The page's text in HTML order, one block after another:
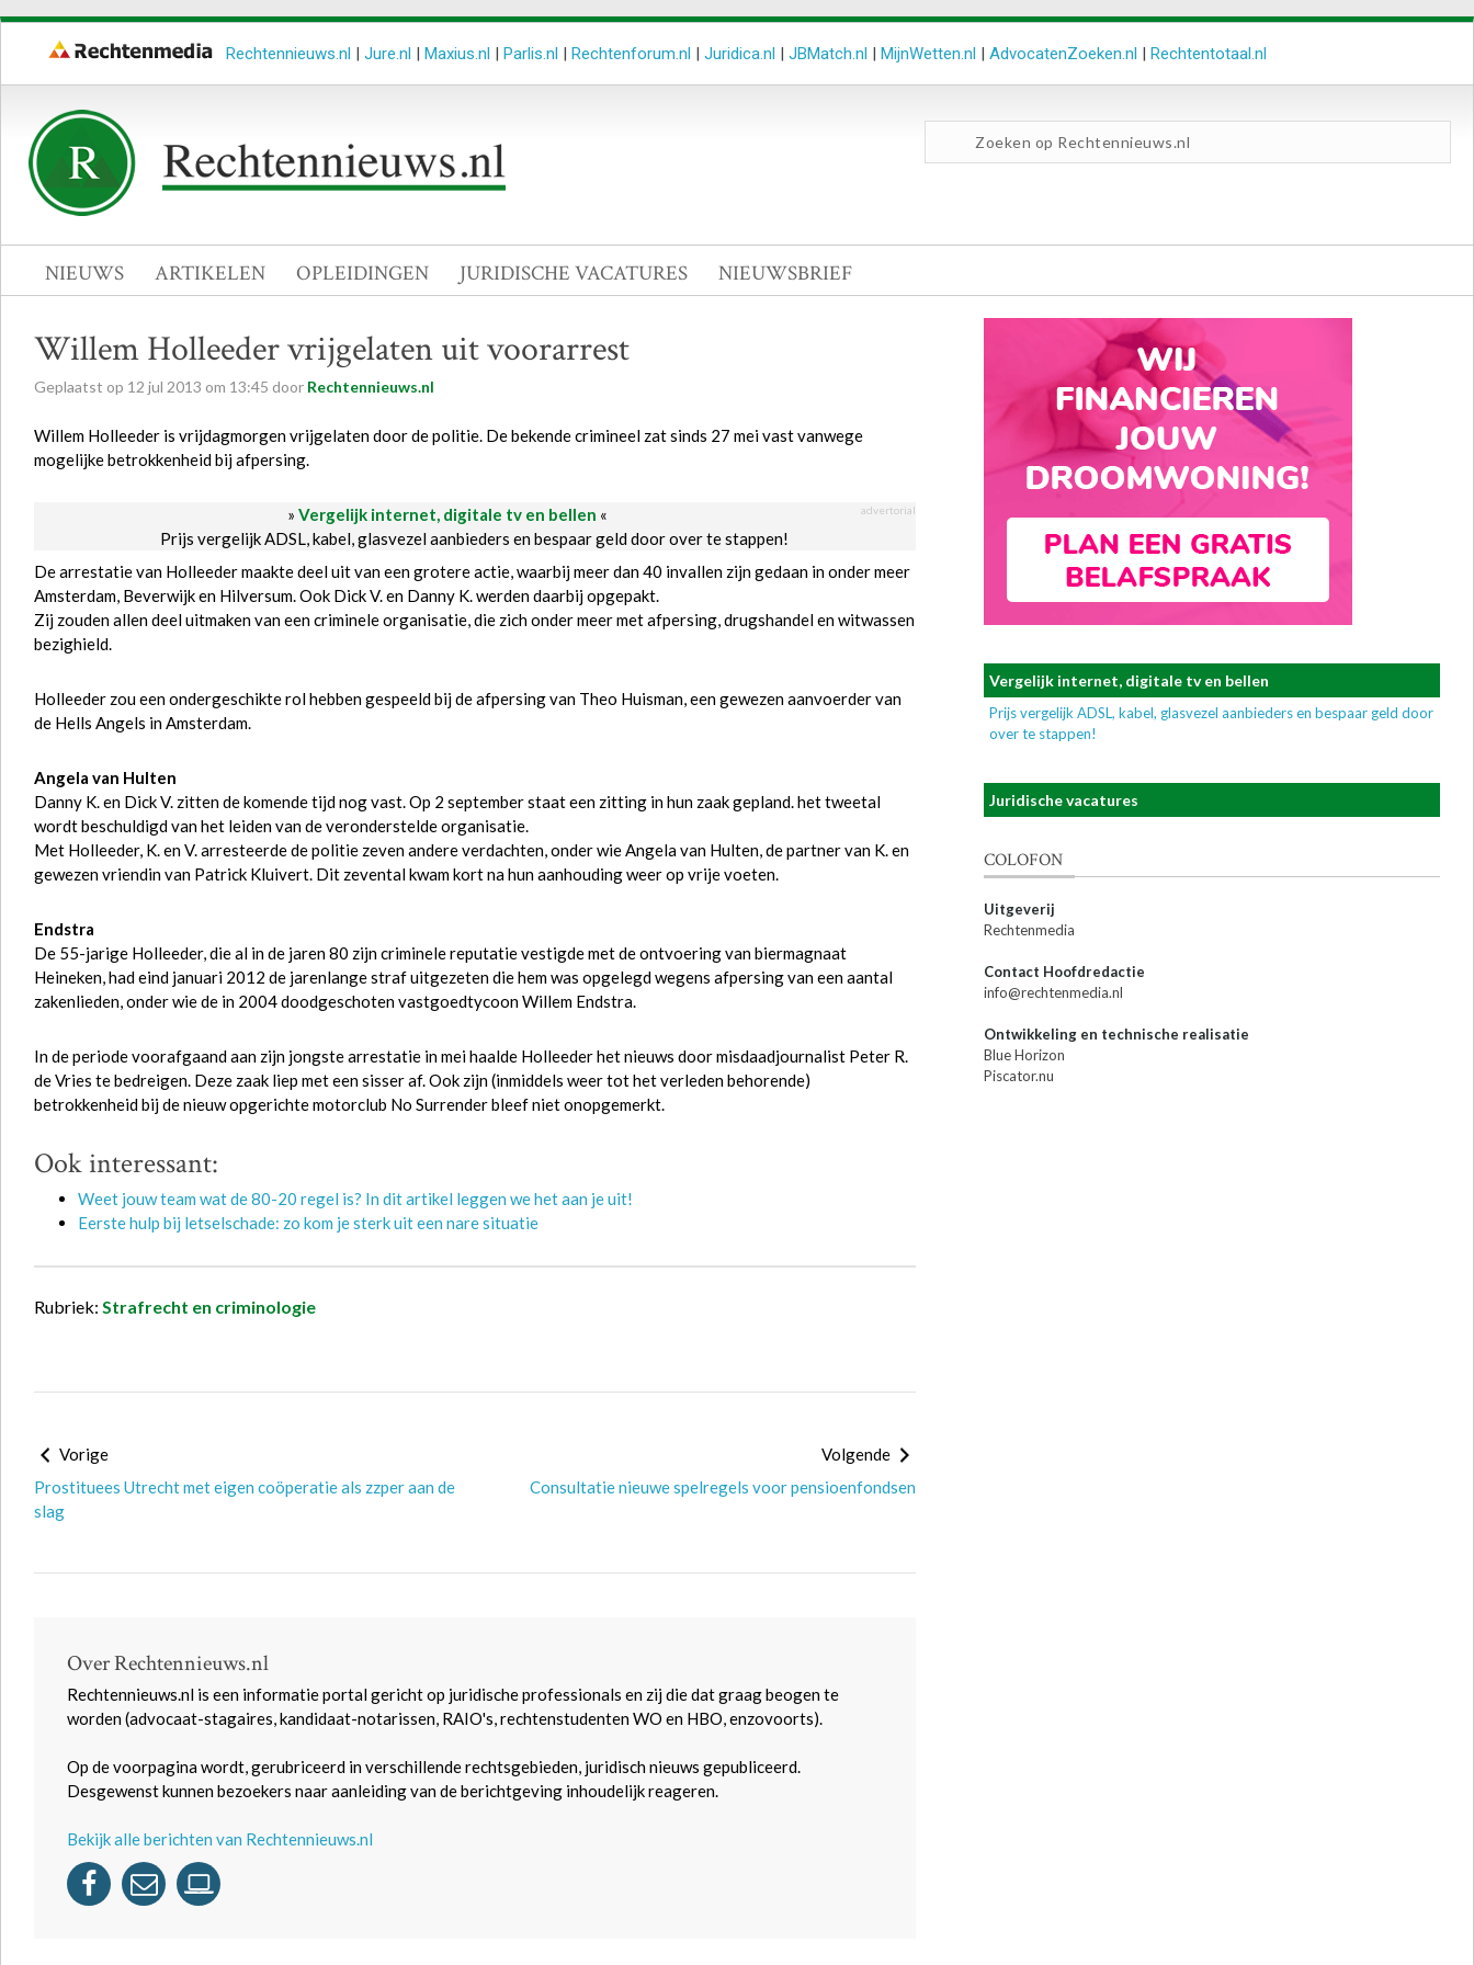
Rechtennieuws.nl | Jure.nl | Maxius.nl | Parlis.nl | Rechtenforum.nl | Juridica.nl | JBMatch.nl | MijnWetten.nl | AdvocatenZoeken.nl | Rechtentotaal.nl
NIEUWS ARTIKELEN OPLEIDINGEN JURIDISCHE VACATURES NIEUWSBRIEF
Willem Holleeder vrijgelaten uit voorarrest
Geplaatst op 12 jul 2013 om 13:45 door Rechtennieuws.nl
Willem Holleeder is vrijdagmorgen vrijgelaten door de politie. De bekende crimineel zat sinds 27 mei vast vanwege
mogelijke betrokkenheid bij afpersing.
» Vergelijk internet, digitale tv en bellen « advertorial
Prijs vergelijk ADSL, kabel, glasvezel aanbieders en bespaar geld door over te stappen!
De arrestatie van Holleeder maakte deel uit van een grotere actie, waarbij meer dan 40 invallen zijn gedaan in onder meer
Amsterdam, Beverwijk en Hilversum. Ook Dick V. en Danny K. werden daarbij opgepakt.
Zij zouden allen deel uitmaken van een criminele organisatie, die zich onder meer met afpersing, drugshandel en witwassen
bezighield.
Holleeder zou een ondergeschikte rol hebben gespeeld bij de afpersing van Theo Huisman, een gewezen aanvoerder van
de Hells Angels in Amsterdam.
Angela van Hulten
Danny K. en Dick V. zitten de komende tijd nog vast. Op 2 september staat een zitting in hun zaak gepland. het tweetal
wordt beschuldigd van het leiden van de veronderstelde organisatie.
Met Holleeder, K. en V. arresteerde de politie zeven andere verdachten, onder wie Angela van Hulten, de partner van K. en
gewezen vriendin van Patrick Kluivert. Dit zevental kwam kort na hun aanhouding weer op vrije voeten.
Endstra
De 55-jarige Holleeder, die al in de jaren 80 zijn criminele reputatie vestigde met de ontvoering van biermagnaat
Heineken, had eind januari 2012 de jarenlange straf uitgezeten die hem was opgelegd wegens afpersing van een aantal
zakenlieden, onder wie de in 2004 doodgeschoten vastgoedtycoon Willem Endstra.
In de periode voorafgaand aan zijn jongste arrestatie in mei haalde Holleeder het nieuws door misdaadjournalist Peter R.
de Vries te bedreigen. Deze zaak liep met een sisser af. Ook zijn (inmiddels weer tot het verleden behorende)
betrokkenheid bij de nieuw opgerichte motorclub No Surrender bleef niet onopgemerkt.
Ook interessant:
Weet jouw team wat de 80-20 regel is? In dit artikel leggen we het aan je uit!
Eerste hulp bij letselschade: zo kom je sterk uit een nare situatie
Rubriek: Strafrecht en criminologie
Vorige
Prostituees Utrecht met eigen coöperatie als zzper aan de
slag
Volgende
Consultatie nieuwe spelregels voor pensioenfondsen
Over Rechtennieuws.nl
Rechtennieuws.nl is een informatie portal gericht op juridische professionals en zij die dat graag beogen te
worden (advocaat-stagaires, kandidaat-notarissen, RAIO's, rechtenstudenten WO en HBO, enzovoorts).
Op de voorpagina wordt, gerubriceerd in verschillende rechtsgebieden, juridisch nieuws gepubliceerd.
Desgewenst kunnen bezoekers naar aanleiding van de berichtgeving inhoudelijk reageren.
Bekijk alle berichten van Rechtennieuws.nl
Vergelijk internet, digitale tv en bellen
Prijs vergelijk ADSL, kabel, glasvezel aanbieders en bespaar geld door
over te stappen!
Juridische vacatures
COLOFON
Uitgeverij
Rechtenmedia
Contact Hoofdredactie
info@rechtenmedia.nl
Ontwikkeling en technische realisatie
Blue Horizon
Piscator.nu